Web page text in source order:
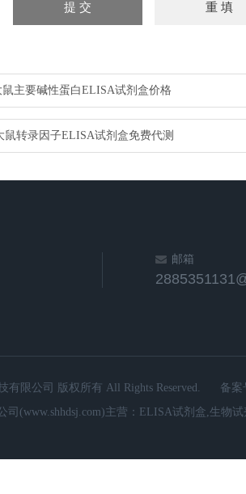
鼠主要碱性蛋白ELISA试剂盒价格
鼠转录因子ELISA试剂盒免费代测
邮箱
有限公司 版权所有 All Rights Reserved.
备案
司(www.shhdsj.com)主营：ELISA试剂盒,生物